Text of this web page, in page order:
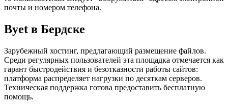
почты и номером телефона.
Byet в Бердске
Зарубежный хостинг, предлагающий размещение файлов.
Среди регулярных пользователей эта площадка отмечается как
гарант быстродействия и безотказности работы сайтов:
платформа распределяет нагрузки по десяткам серверов.
Техническая поддержка готова предоставить бесплатную
помощь.